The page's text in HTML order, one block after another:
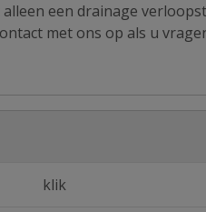
een drainage
met ons op als u
klik